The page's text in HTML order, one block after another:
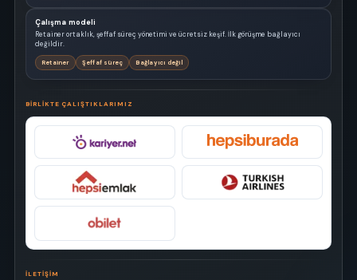
Çalışma modeli
Retainer ortaklık, şeffaf süreç yönetimi ve ücretsiz keşif. İlk görüşme bağlayıcı
değildir.
Retainer Şeffaf süreç Bağlayıcı değil
BIRLIKTE ÇALIŞTIKLARIMIZ
İLETIŞIM